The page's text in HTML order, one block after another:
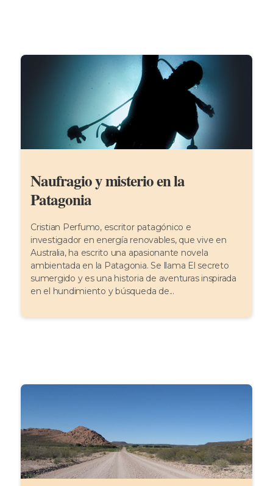
Naufragio y misterio en la
Patagonia
Cristian Perfumo, escritor patagónico e
investigador en energía renovables, que vive en
Australia, ha escrito una apasionante novela
ambientada en la Patagonia. Se llama El secreto
sumergido y es una historia de aventuras inspirada
en el hundimiento y búsqueda de...